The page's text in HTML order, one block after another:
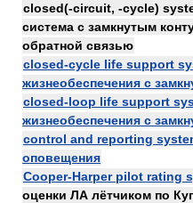
closed(-circuit, -cycle)
система с замкнутым
обратной связью
closed-cycle life support
жизнеобеспечения с
closed-loop life support
жизнеобеспечения с
control and reporting
оповещения
Cooper-Harper pilot rating
оценки ЛА лётчиком по